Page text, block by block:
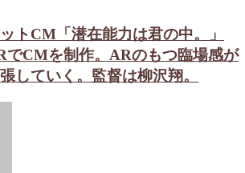
トCM「潜在能力は君の中。」
でCMを制作。ARのもつ臨場感が
していく。監督は柳沢翔。